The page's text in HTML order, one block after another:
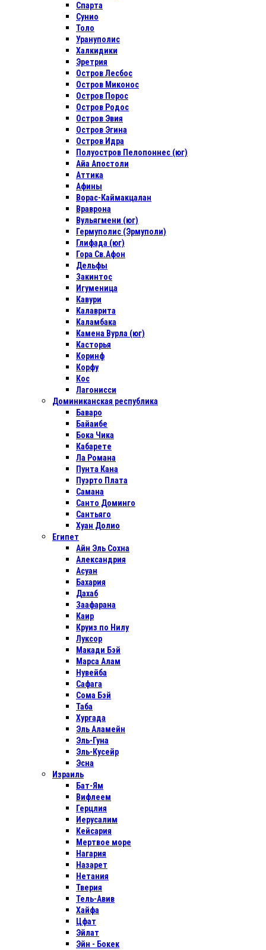
Спарта
Сунио
Толо
Урануполис
Халкидики
Эретрия
Остров Лесбос
Остров Миконос
Остров Порос
Остров Родос
Остров Эвия
Остров Эгина
Остров Идра
Полуостров Пелопоннес (юг)
Айа Апостоли
Аттика
Афины
Ворас-Каймакцалан
Враврона
Вульягмени (юг)
Гермуполис (Эрмуполи)
Глифада (юг)
Гора Св.Афон
Дельфы
Закинтос
Игуменица
Кавури
Калаврита
Каламбака
Камена Вурла (юг)
Касторья
Коринф
Корфу
Кос
Лагонисси
Доминиканская республика
Баваро
Байаибе
Бока Чика
Кабарете
Ла Романа
Пунта Кана
Пуэрто Плата
Самана
Санто Доминго
Сантьяго
Хуан Долио
Египет
Айн Эль Сохна
Александрия
Асуан
Бахария
Дахаб
Заафарана
Каир
Круиз по Нилу
Луксор
Макади Бэй
Марса Алам
Нувейба
Сафага
Сома Бэй
Таба
Хургада
Эль Аламейн
Эль-Гуна
Эль-Кусейр
Эсна
Израиль
Бат-Ям
Вифлеем
Герцлия
Иерусалим
Кейсария
Мертвое море
Нагария
Назарет
Нетания
Тверия
Тель-Авив
Хайфа
Цфат
Эйлат
Эйн - Бокек